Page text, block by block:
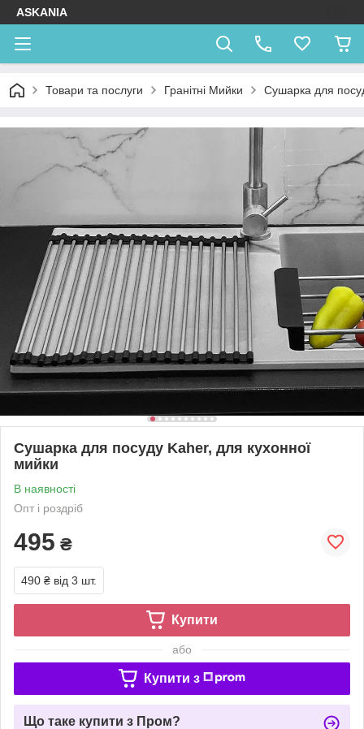
ASKANIA
Товари та послуги Гранітні Мийки Сушарка для
Сушарка для посуду Kaher, для кухонної
мийки
В наявності
Опт і роздріб
495 ₴
490 ₴ від 3 шт.
Купити
або
Купити з
Що таке купити з Пром?